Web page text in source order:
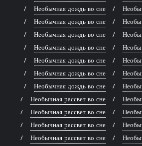
Необычная дождь во сне
Необычная дождь во сне
Необычная дождь во сне
Необычная дождь во сне
Необычная дождь во сне
Необычная дождь во сне
Необычная дождь во сне
Необычная рассвет во сне
Необычная рассвет во сне
Необычная рассвет во сне
Необычная рассвет во сне